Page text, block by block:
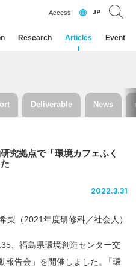
Research Articles Event
Access JP
Deliverable News
究拠点で「環境カフェふく
2022.3.31
梨（2021年度研修科／社会人）
、福島県環境創造センター交
報告会」を開催しました 。
「環